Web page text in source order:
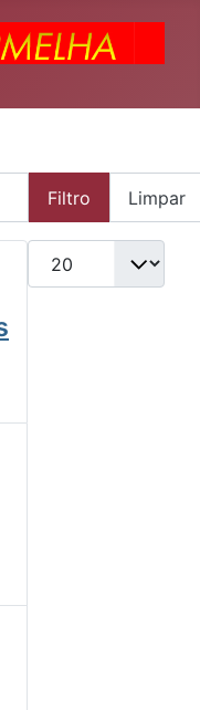
Filtro Limpar
Qtd. a exibir